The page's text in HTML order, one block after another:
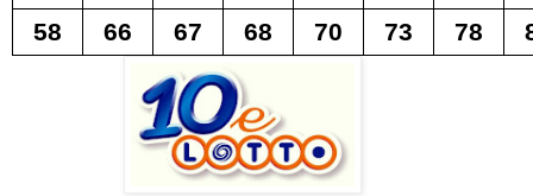
58
66 67 68 70 73 78